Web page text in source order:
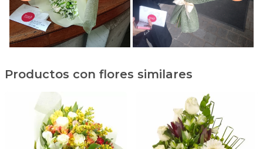
Productos con flores similares